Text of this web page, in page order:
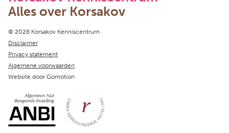
Alles over Korsakov
Copyright navigation
© 2026 Korsakov Kenniscentrum
Disclaimer
Privacy statement
Algemene voorwaarden
Website door Gomotion